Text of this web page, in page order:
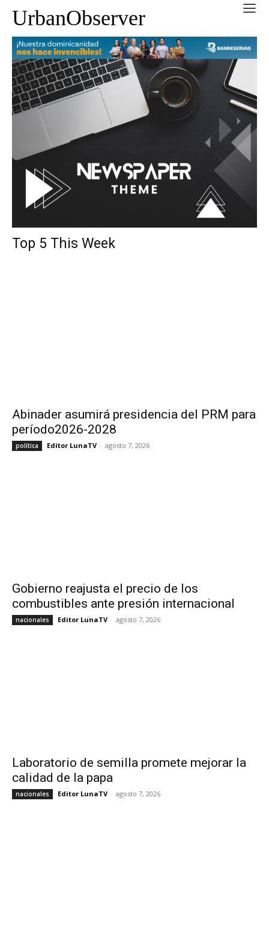
UrbanObserver
Top 5 This Week
Abinader asumirá presidencia del PRM para
período2026-2028
política Editor LunaTV - agosto 7, 2026
Gobierno reajusta el precio de los
combustibles ante presión internacional
nacionales Editor LunaTV - agosto 7, 2026
Laboratorio de semilla promete mejorar la
calidad de la papa
nacionales Editor LunaTV - agosto 7, 2026